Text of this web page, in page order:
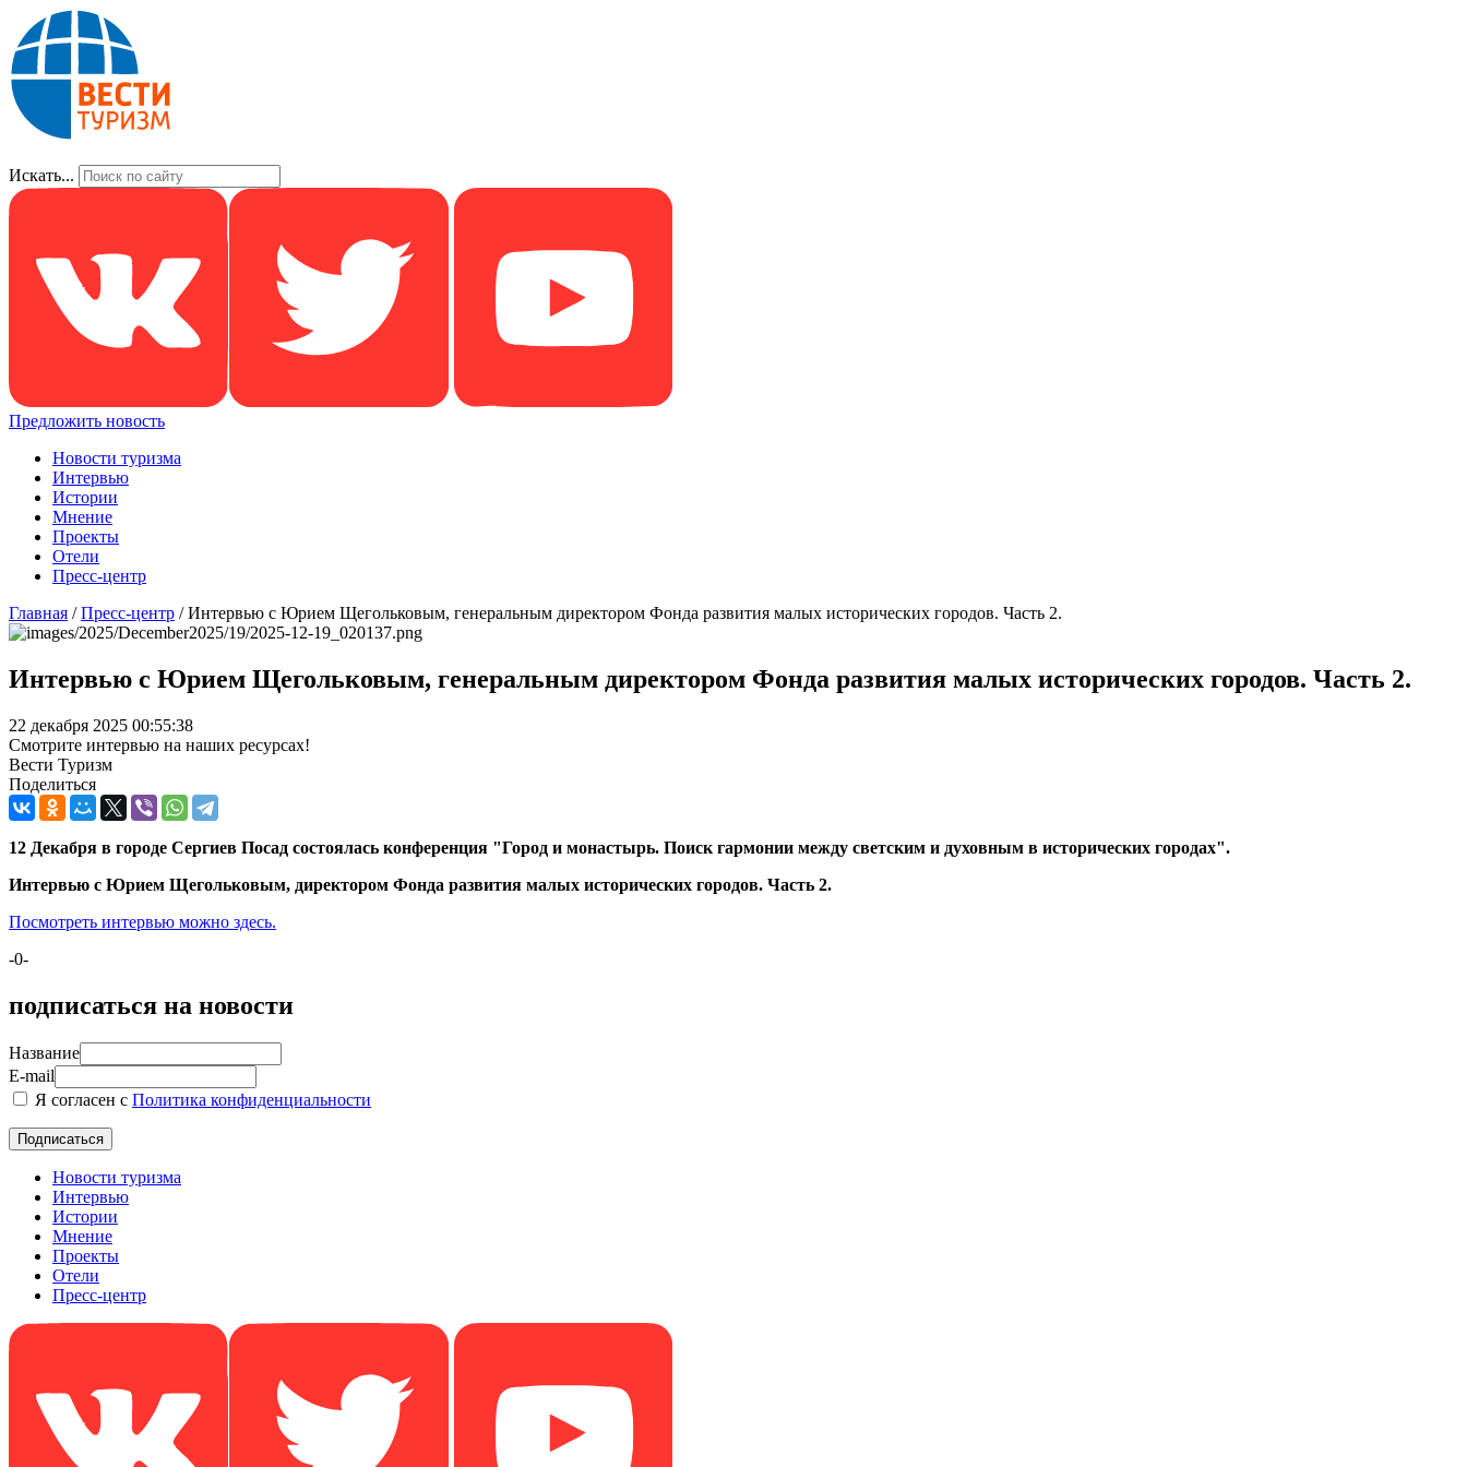
Искать...
Предложить новость
Новости туризма
Интервью
Истории
Мнение
Проекты
Отели
Пресс-центр
Главная /Пресс-центр /Интервью с Юрием Щегольковым, генеральным директором Фонда развития малых исторических городов. Часть 2.
Интервью с Юрием Щегольковым, генеральным директором Фонда развития малых исторических городов. Часть 2.
22 декабря 2025 00:55:38
Смотрите интервью на наших ресурсах!
Вести Туризм
Поделиться
12 Декабря в городе Сергиев Посад состоялась конференция "Город и монастырь. Поиск гармонии между светским и духовным в исторических городах".
Интервью с Юрием Щегольковым, директором Фонда развития малых исторических городов. Часть 2.
Посмотреть интервью можно здесь.
-0-
подписаться на новости
Название
E-mail
Я согласен с Политика конфиденциальности
Новости туризма
Интервью
Истории
Мнение
Проекты
Отели
Пресс-центр